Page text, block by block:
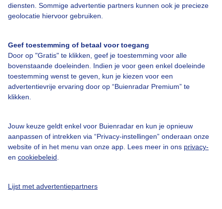
diensten. Sommige advertentie partners kunnen ook je precieze
geolocatie hiervoor gebruiken.
Geef toestemming of betaal voor toegang
Door op "Gratis" te klikken, geef je toestemming voor alle
bovenstaande doeleinden. Indien je voor geen enkel doeleinde
toestemming wenst te geven, kun je kiezen voor een
advertentievrije ervaring door op “Buienradar Premium” te
klikken.
Jouw keuze geldt enkel voor Buienradar en kun je opnieuw
aanpassen of intrekken via “Privacy-instellingen” onderaan onze
website of in het menu van onze app. Lees meer in ons privacy-
en cookiebeleid
Lijst met advertentiepartners
Bedrijfsgegevens
Toegankelijkheid
Gebruikersvoorwaarden
Adverteren
Privacy beleid
Cookie beleid
Privacy instellingen